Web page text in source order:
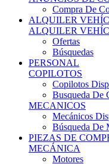
ALQUILER
ALQUILER
Ofertas
Búsquedas
PERSONAL
COPILOTOS
Copilotos
Busqueda De
MECANICOS
Mecánicos
Búsqueda De
PIEZAS DE
MECÁNICA
Motores
Refrigeración